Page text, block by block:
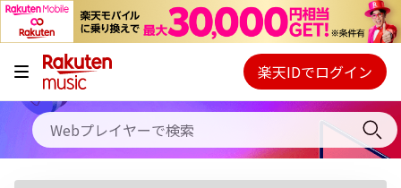
キャンペーン
料金プラン
使い方
Webプレイヤー
ご契約内容の確認・変更
楽天IDでログイン